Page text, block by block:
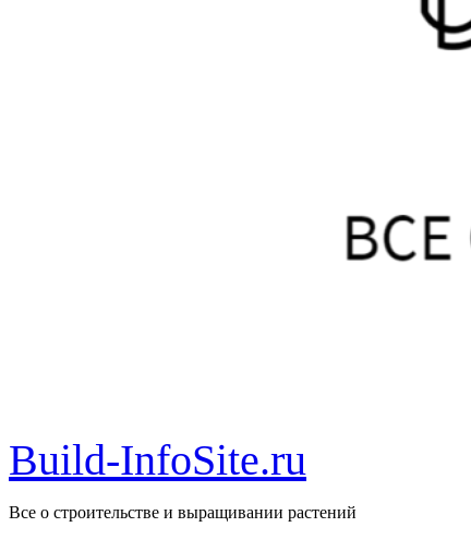
Build-InfoSite.ru
Все о строительстве и выращивании растений